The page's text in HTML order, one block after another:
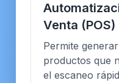
Venta (POS)
Permite
productos que
el escaneo